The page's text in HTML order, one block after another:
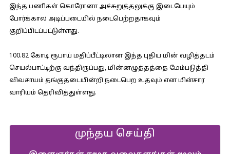
இந்த பணிகள் கொரோனா அச்சுறுத்தலுக்கு இடையேயும்
போர்க்கால அடிப்படையில் நடைபெற்றதாகவும்
குறிப்பிடப்பட்டுள்ளது.
100.82 கோடி ரூபாய் மதிப்பீட்டிலான இந்த புதிய மின் வழித்தடம்
செயல்பாட்டிற்கு வந்திருப்பது, மின்னழுத்தத்தை மேம்படுத்தி
விவசாயம் தங்குதடையின்றி நடைபெற உதவும் என மின்சார
வாரியம் தெரிவித்துள்ளது.
முந்தய செய்தி